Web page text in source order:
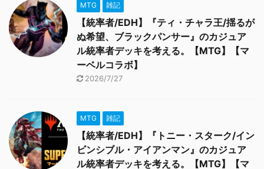
MTG 雑記
【統率者/EDH】『ティ・チャラ王/揺るが
ぬ希望、ブラックパンサー』のカジュア
ル統率者デッキを考える。【MTG】【マ
ーベルコラボ】
2026/7/27
MTG 雑記
【統率者/EDH】『トニー・スターク/イン
ビンシブル・アイアンマン』のカジュア
ル統率者デッキを考える。【MTG】【マ